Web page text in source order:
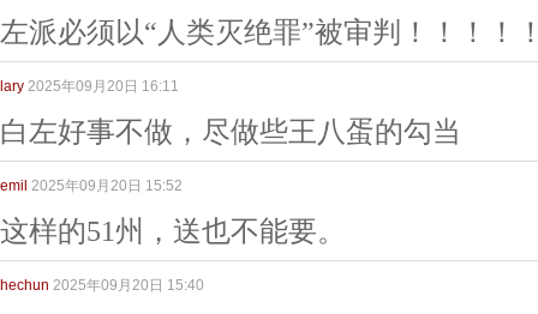
左派必须以“人类灭绝罪”被审判！！！！
lary 2025年09月20日 16:11
白左好事不做，尽做些王八蛋的勾当
emil 2025年09月20日 15:52
这样的51州，送也不能要。
hechun 2025年09月20日 15:40